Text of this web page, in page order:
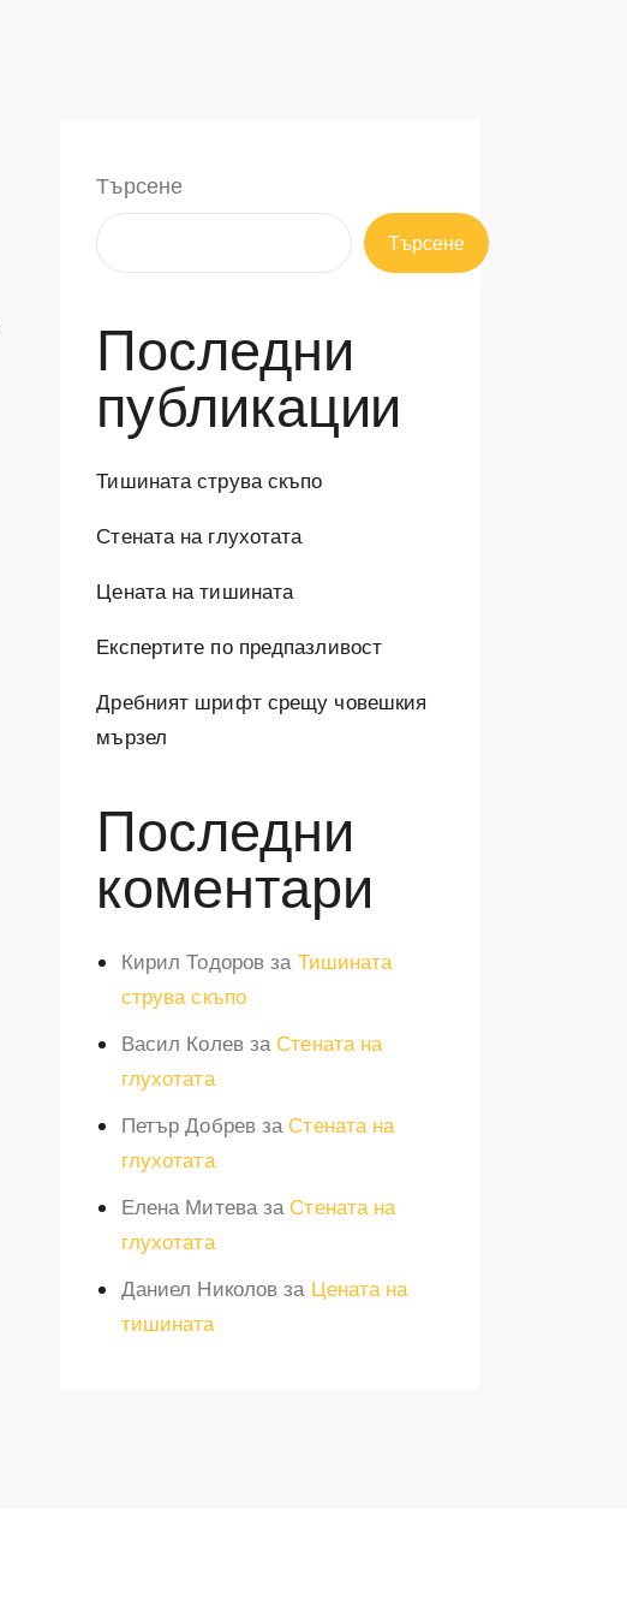
Търсене
Търсене
Последни
публикации
Тишината струва скъпо
Стената на глухотата
Цената на тишината
Експертите по предпазливост
Дребният шрифт срещу човешкия
мързел
Последни
коментари
Кирил Тодоров за Тишината
струва скъпо
Васил Колевза Стената на
глухотата
Петър Добревза Стената на
глухотата
Елена Митеваза Стената на
глухотата
Даниел Николов за Цената на
тишината